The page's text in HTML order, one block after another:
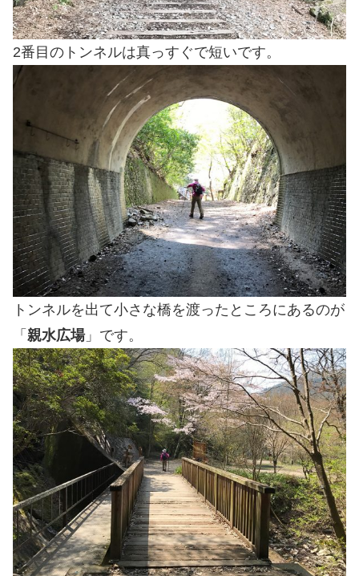
2番目のトンネルは真っすぐで短いです。
トンネルを出て小さな橋を渡ったところにあるのが
「 親水広場」です。